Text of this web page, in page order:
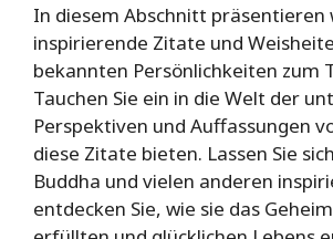
In diesem Abschnitt präsentieren
inspirierende Zitate und
bekannten Persönlichkeiten zum
Tauchen Sie ein in die Welt der
Perspektiven und Auffassungen
diese Zitate bieten. Lassen Sie
Buddha und vielen anderen
entdecken Sie, wie sie das